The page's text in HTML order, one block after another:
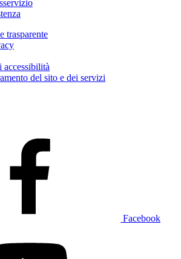
trasparente
del sito e dei servizi
Facebook